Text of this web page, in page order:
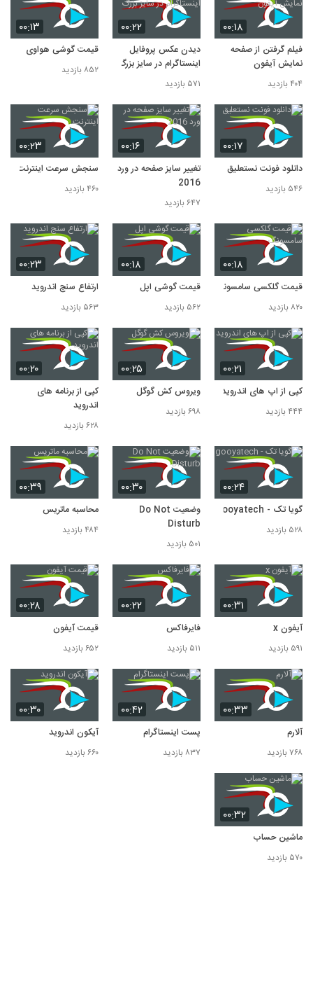
۰۰:۱۸
فیلم گرفتن از صفحه
نمایش آیفون
۴۰۴ بازدید
۰۰:۲۲
دیدن عکس پروفایل
اینستاگرام در سایز بزرگ
۵۷۱ بازدید
۰۰:۱۳
قیمت گوشی هواوی
۸۵۲ بازدید
۰۰:۱۷
دانلود فونت نستعلیق
۵۴۶ بازدید
۰۰:۱۶
تغییر سایز صفحه در ورد
2016
۶۴۷ بازدید
۰۰:۲۳
سنجش سرعت اینترنت
۴۶۰ بازدید
۰۰:۱۸
۸۲۰ بازدید
۰۰:۱۸
قیمت گوشی اپل
۵۶۲ بازدید
۰۰:۲۳
ارتفاع سنج اندروید
۵۶۳ بازدید
۰۰:۲۱
کپی از اپ های اندروید
۴۴۴ بازدید
۰۰:۲۵
ویروس کش گوگل
۶۹۸ بازدید
۰۰:۲۰
کپی از برنامه های
اندروید
۶۲۸ بازدید
۰۰:۲۴
گویا تک - gooyatech
۵۲۸ بازدید
۰۰:۳۰
وضعیت Do Not
Disturb
۵۰۱ بازدید
۰۰:۳۹
محاسبه ماتریس
۴۸۴ بازدید
۰۰:۳۱
آیفون x
۵۹۱ بازدید
۰۰:۲۲
فایرفاکس
۵۱۱ بازدید
۰۰:۲۸
قیمت آیفون
۶۵۲ بازدید
۰۰:۳۳
آلارم
۷۶۸ بازدید
۰۰:۴۲
پست اینستاگرام
۸۳۷ بازدید
۰۰:۳۰
آیکون اندروید
۶۶۰ بازدید
۰۰:۳۲
ماشین حساب
۵۷۰ بازدید